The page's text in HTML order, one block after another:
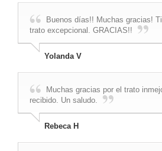
Buenos días!! Muchas gracias!
trato excepcional. GRACIAS!!
Yolanda V
Muchas gracias por el trato
recibido. Un saludo.
Rebeca H